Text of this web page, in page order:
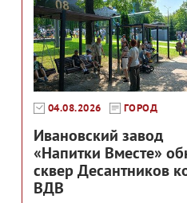
04.08.2026 ГОРОД
Ивановский завод
«Напитки Вместе»
сквер Десантников
ВДВ